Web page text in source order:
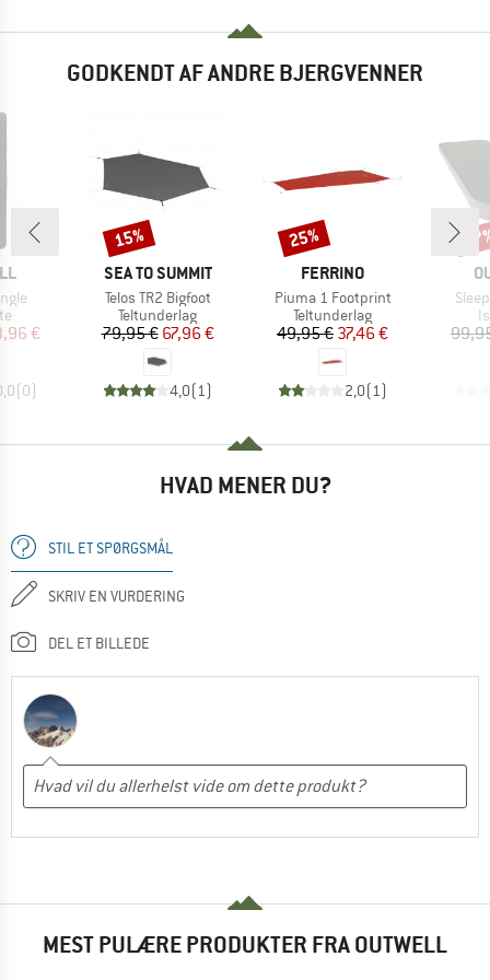
GODKENDT AF ANDRE BJERGVENNER
pris
€
(0)
MÆRKE
SEA TO SUMMIT
Artikel
Telos TR2 Bigfoot
Produktgruppe
Teltunderlag
Pris
79,95 €Nedsat pris
67,96 €
4,0(1)
Rabat
15%
MÆRKE
FERRINO
Artikel
Piuma 1 Footprint
Produktgruppe
Teltunderlag
Pris
49,95 €Nedsat pris
37,46 €
2,0(1)
Rabat
25%
HVAD MENER DU?
STIL ET SPØRGSMÅL
SKRIV EN VURDERING
DEL ET BILLEDE
MEST PULÆRE PRODUKTER FRA OUTWELL